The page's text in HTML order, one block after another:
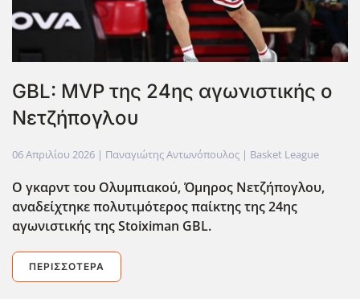
GBL: MVP της 24ης αγωνιστικής ο
Νετζήπογλου
06 Απριλίου 2026 | Παναγιώτης Αντωνόπουλος | Basket League
Ο γκαρντ του Ολυμπιακού, Όμηρος Νετζήπογλου,
αναδείχτηκε πολυτιμότερος παίκτης της 24ης
αγωνιστικής της Stoiximan GBL.
ΠΕΡΙΣΣΌΤΕΡΑ